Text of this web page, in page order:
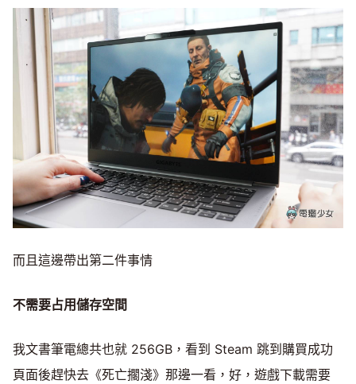
而且這邊帶出第二件事情
不需要占用儲存空間
我文書筆電總共也就 256GB，看到 Steam 跳到購買成功
頁面後趕快去《死亡擱淺》那邊一看，好，遊戲下載需要